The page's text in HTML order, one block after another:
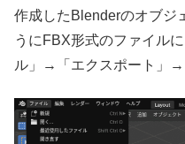
作成したBlenderのオブジ
うにFBX形式のファイル
ル」→「エクスポート」→